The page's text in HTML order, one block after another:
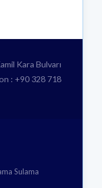
Kara Bulvarı
: +90 328 718
Sulama